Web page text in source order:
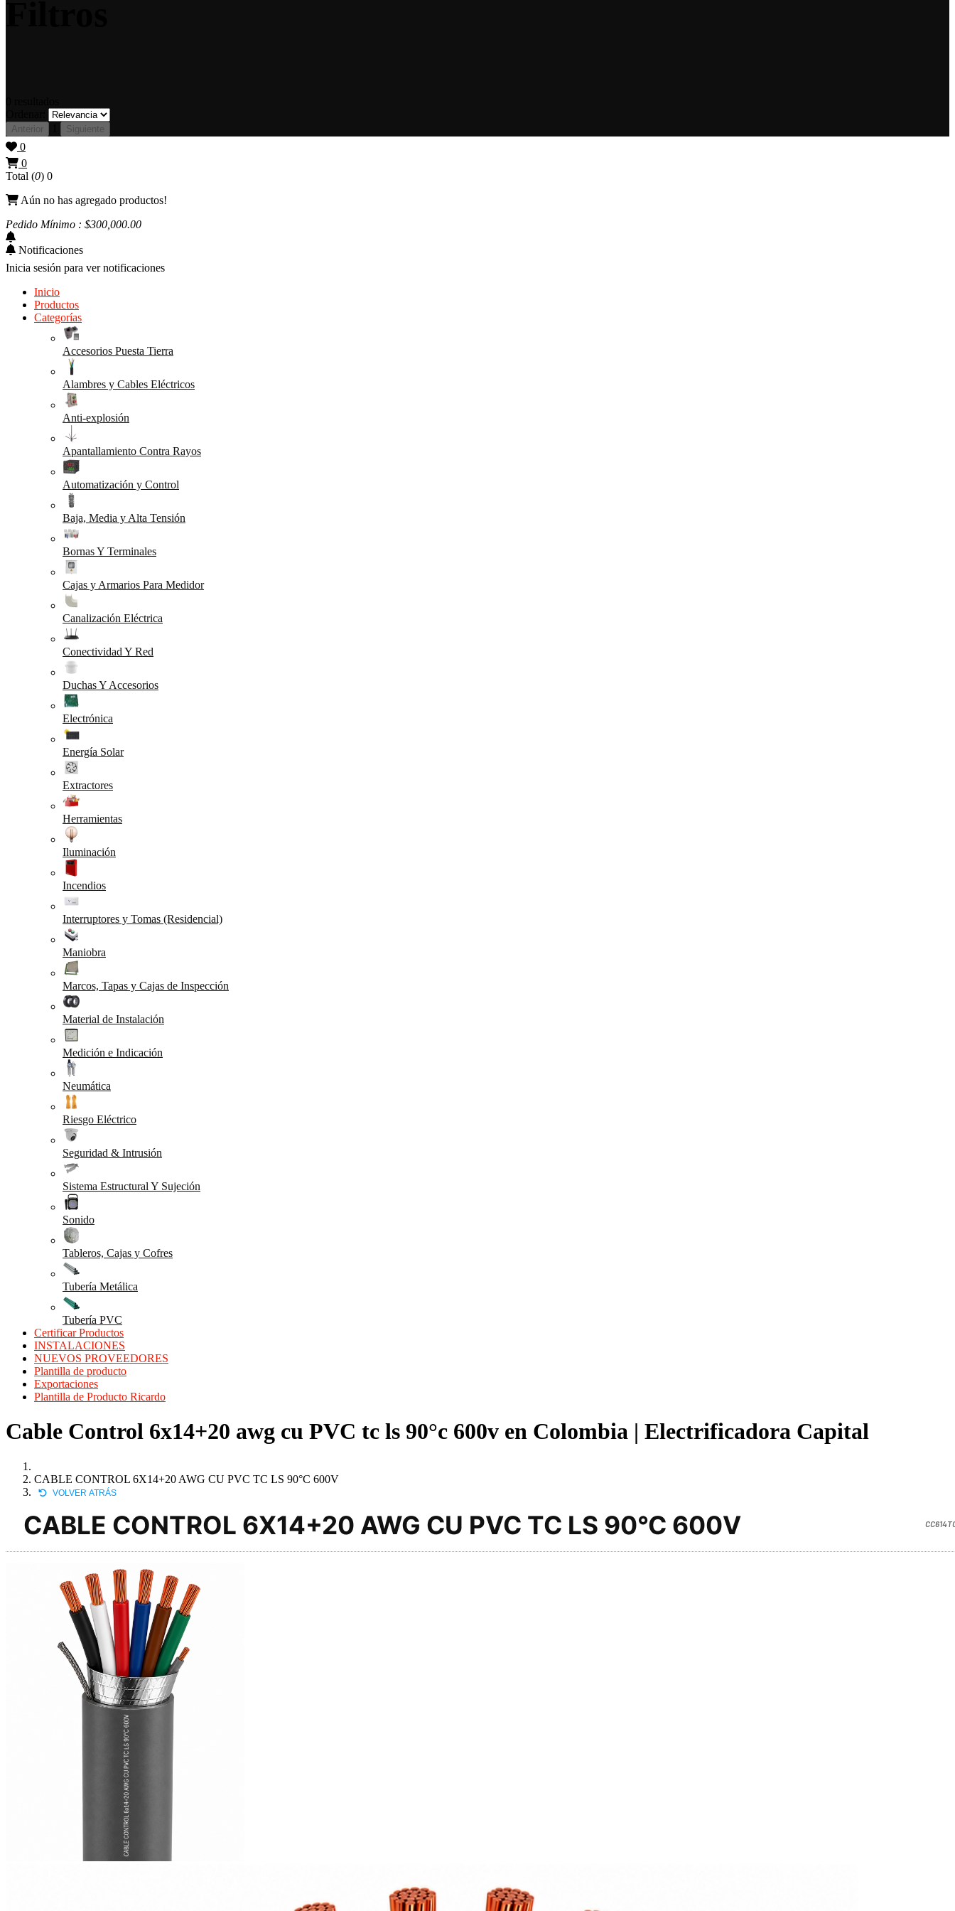
Anterior Siguiente
0
0
Total (0) 0
Aún no has agregado productos!
Pedido Mínimo : $300,000.00
Notificaciones
Inicia sesión para ver notificaciones
Inicio
Productos
Categorías
Accesorios Puesta Tierra
Alambres y Cables Eléctricos
Anti-explosión
Apantallamiento Contra Rayos
Automatización y Control
Baja, Media y Alta Tensión
Bornas Y Terminales
Cajas y Armarios Para Medidor
Canalización Eléctrica
Conectividad Y Red
Duchas Y Accesorios
Electrónica
Energía Solar
Extractores
Herramientas
Iluminación
Incendios
Interruptores y Tomas (Residencial)
Maniobra
Marcos, Tapas y Cajas de Inspección
Material de Instalación
Medición e Indicación
Neumática
Riesgo Eléctrico
Seguridad & Intrusión
Sistema Estructural Y Sujeción
Sonido
Tableros, Cajas y Cofres
Tubería Metálica
Tubería PVC
Certificar Productos
INSTALACIONES
NUEVOS PROVEEDORES
Plantilla de producto
Exportaciones
Plantilla de Producto Ricardo
Cable Control 6x14+20 awg cu PVC tc ls 90°c 600v en Colombia | Electrificadora Capital
CABLE CONTROL 6X14+20 AWG CU PVC TC LS 90°C 600V
VOLVER ATRÁS
CABLE CONTROL 6X14+20 AWG CU PVC TC LS 90°C 600V